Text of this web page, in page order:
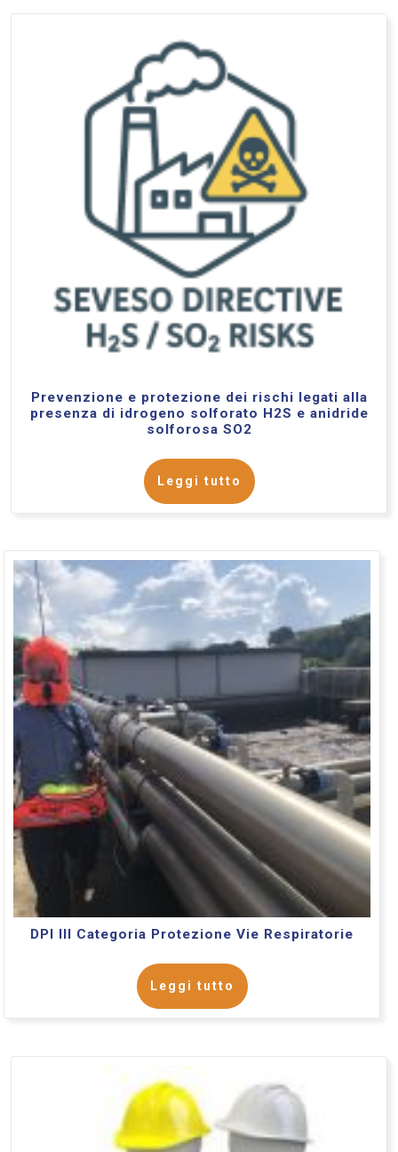
Prevenzione e protezione dei rischi legati alla
presenza di idrogeno solforato H2S e anidride
solforosa SO2
Leggi tutto
DPI III Categoria Protezione Vie Respiratorie
Leggi tutto